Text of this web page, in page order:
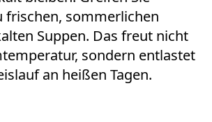
frischen, sommerlichen
Suppen. Das freut nicht
sondern entlastet
an heißen Tagen.